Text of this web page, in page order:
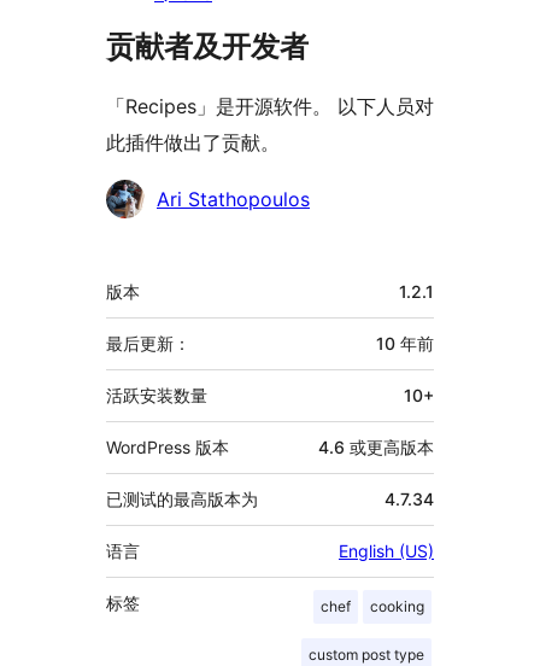
贡献者及开发者
「Recipes」是开源软件。 以下人员对
此插件做出了贡献。
贡
Ari Stathopoulos
额
外
信
息
版本 1.2.1
最后更新： 10 年前
活跃安装数量 10+
WordPress 版本 4.6 或更高版本
已测试的最高版本为 4.7.34
语言 English (US)
标签 chef cooking
custom post type